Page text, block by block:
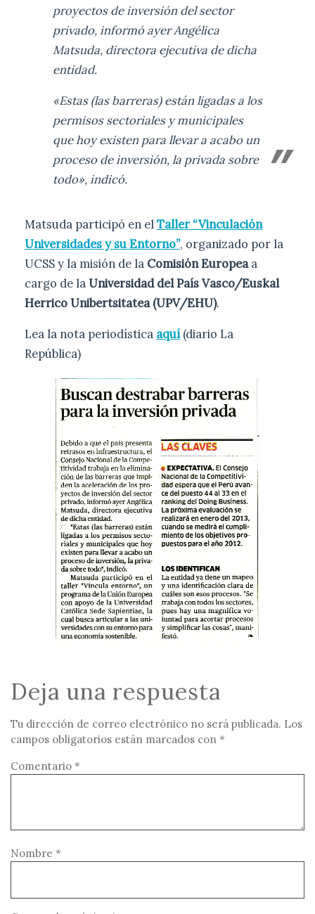
proyectos de inversión del sector
privado, informó ayer Angélica
Matsuda, directora ejecutiva de dicha
entidad.
«Estas (las barreras) están ligadas a los
permisos sectoriales y municipales
que hoy existen para llevar a acabo un
proceso de inversión, la privada sobre
todo», indicó.
Matsuda participó en elTaller “Vinculación
Universidades y su Entorno”, organizado por la
UCSS y la misión de la Comisión Europeaa
cargo de laUniversidad del País Vasco/Euskal
Herrico Unibertsitatea (UPV/EHU).
Lea la nota periodística aquí(diario La
República)
Deja una respuesta
Tu dirección de correo electrónico no será publicada. Los
campos obligatorios están marcados con *
Comentario *
Nombre *